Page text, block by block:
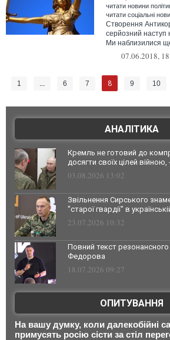
читати новини
читати соціальні
Створення
серйозний наступ
Ми наблизилися
реальності, коли
07.06.2018,
1 ... 6 7 8 9 10
АНАЛІТИКА
Кремль не готовий до
досягти своїх цілей
03.08.2026 13:02
Звільнення Сирського
"старої гвардії" в
23.07.2026 10:32
Повний текст
Федорова
18.07.2026 09:27
ОПИТУВАННЯ
На вашу думку, коли далекобійні
примусять росію сісти за стіл